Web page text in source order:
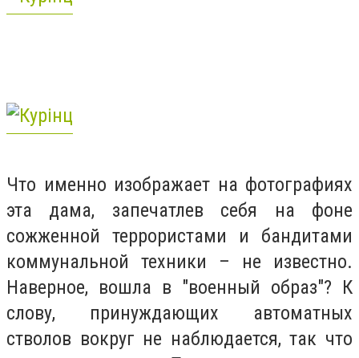
Что именно изображает на фотографиях
эта дама, запечатлев себя на фоне
сожженной террористами и бандитами
коммунальной техники – не известно.
Наверное, вошла в "военный образ"? К
слову, принуждающих автоматных
стволов вокруг не наблюдается, так что